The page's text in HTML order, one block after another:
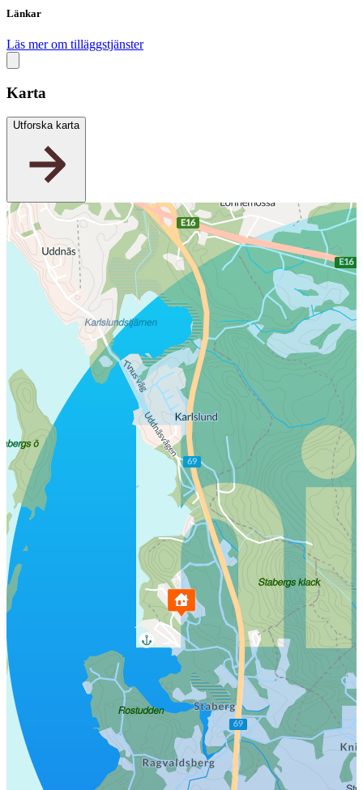
Länkar
Läs mer om tilläggstjänster
Karta
Utforska karta